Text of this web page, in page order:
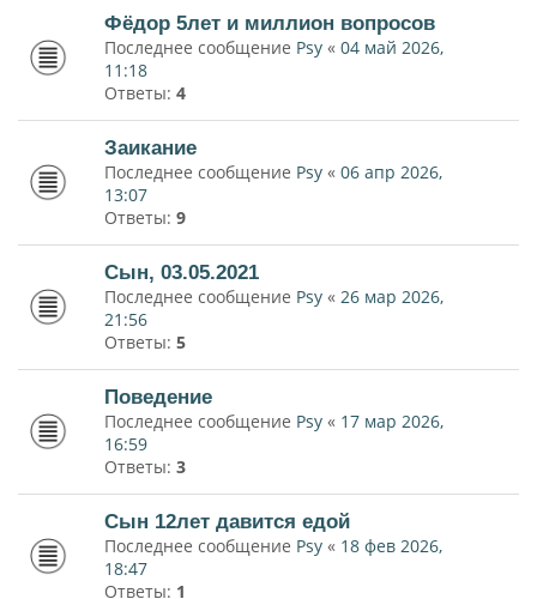
Фёдор 5лет и миллион вопросов
Последнее сообщение Psy « 04 май 2026,
11:18
Ответы: 4
Заикание
Последнее сообщение Psy « 06 апр 2026,
13:07
Ответы: 9
Сын, 03.05.2021
Последнее сообщение Psy « 26 мар 2026,
21:56
Ответы: 5
Поведение
Последнее сообщение Psy « 17 мар 2026,
16:59
Ответы: 3
Сын 12лет давится едой
Последнее сообщение Psy « 18 фев 2026,
18:47
Ответы: 1